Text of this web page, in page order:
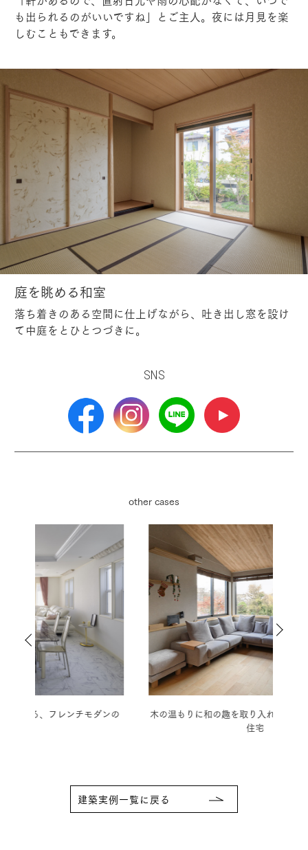
も出られるのがいいですね」とご主人。夜には月見を楽
しむこともできます。
庭を眺める和室
落ち着きのある空間に仕上げながら、吐き出し窓を設け
て中庭をとひとつづきに。
SNS
other cases
木の温もりに和の趣を取り入れた、情緒豊かな3階建
建築実例一覧に戻る